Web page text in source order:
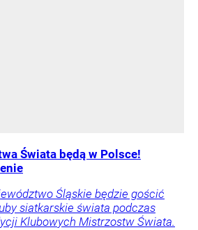
Świata będą w Polsce!
Śląskie będzie gościć
siatkarskie świata podczas
Klubowych Mistrzostw Świata.